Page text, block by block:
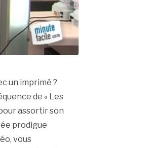
un imprimé ?
de « Les
assortir son
prodigue
vous